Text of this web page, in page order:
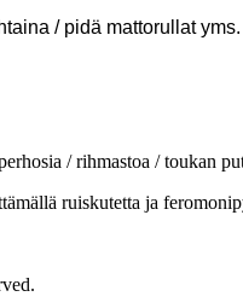
/ pidä mattorullat
/ rihmastoa / toukan
ruiskutetta ja